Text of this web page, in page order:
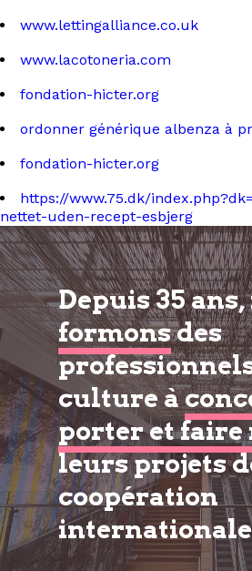
www.lettingalliance.co.uk
www.lacotoneria.com
fondation-hicter.org
ordonner générique albenza à
fondation-hicter.org
https://www.75.dk/
nettet-uden-recept-esbjerg
Depuis 35
formonsdes
culture à
porter et faire
leurs projets
coopération